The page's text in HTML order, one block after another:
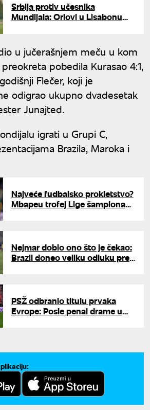
Srbija protiv učesnika
Mundijala: Orlovi u Lisabonu
u jučerašnjem meču u kom
pobedila Kurasao 4:1,
Flečer, koji je
odigrao ukupno dvadesetak
Junajted.
igrati u Grupi C,
Brazila, Maroka i
Najveće fudbalsko prokletstvo?
Mbapeu trofej Lige šampiona
Nejmar dobio ono što je čekao:
Brazil doneo veliku odluku pred
PSŽ odbranio titulu prvaka
Evrope: Posle penal drame u